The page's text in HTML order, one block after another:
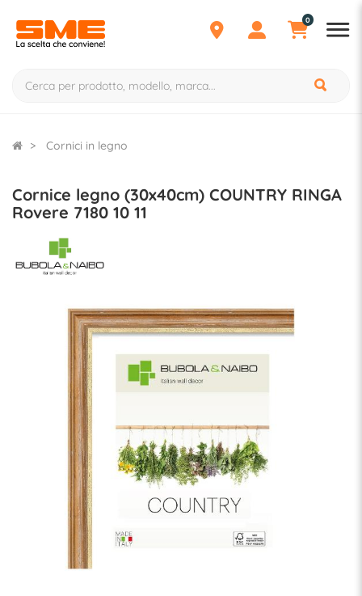
0
Cornici in legno
Cornice legno (30x40cm) COUNTRY RINGA
Rovere 7180 10 11